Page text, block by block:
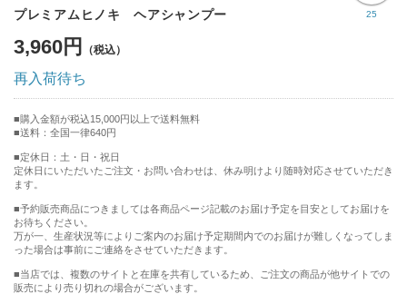
25
プレミアムヒノキ ヘアシャンプー
3,960円
再入荷待ち
購入金額が税込15,000円以上で送料無料
送料：全国一律640円
■定休日：土・日・祝日
定休日にいただいたご注文・お問い合わせは、休み明けより随時対応させていただき
ます。
■予約販売商品につきましては各商品ページ記載のお届け予定を目安としてお届けを
お待ちください。
万が一、生産状況等によりご案内のお届け予定期間内でのお届けが難しくなってしま
った場合は事前にご連絡をさせていただきます。
■当店では、複数のサイトと在庫を共有しているため、ご注文の商品が他サイトでの
販売により売り切れの場合がございます。